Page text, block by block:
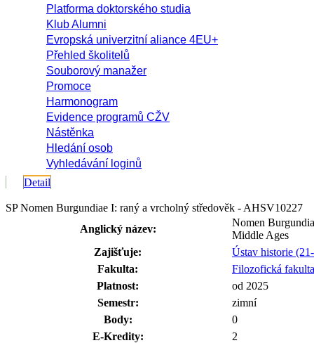
Platforma doktorského studia
Klub Alumni
Evropská univerzitní aliance 4EU+
Přehled školitelů
Souborový manažer
Promoce
Harmonogram
Evidence programů CŽV
Nástěnka
Hledání osob
Vyhledávání loginů
Detail
SP Nomen Burgundiae I: raný a vrcholný středověk - AHSV10227
Anglický název:
Nomen
Middle Ages
Zajišťuje:
Ústav historie
Fakulta:
Filozofická fakulta
Platnost:
od 2025
Semestr:
zimní
Body:
0
E-Kredity:
2